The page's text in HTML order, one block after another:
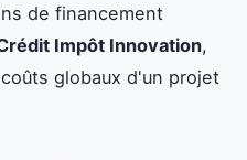
de financement
Impôt Innovation,
globaux d'un projet